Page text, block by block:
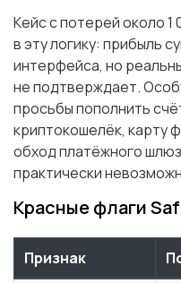
Кейс с потерей около 1
в эту логику: прибыль
интерфейса, но
не подтверждает.
просьбы пополнить
криптокошелёк, карту
обход платёжного
практически
Красные флаги
Признак